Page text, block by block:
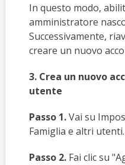
In questo modo,
amministratore
Successivamente,
creare un nuovo
3. Crea un nuovo
utente
Passo 1.Vai su
Famiglia e altri utenti.
Passo 2.Fai clic su